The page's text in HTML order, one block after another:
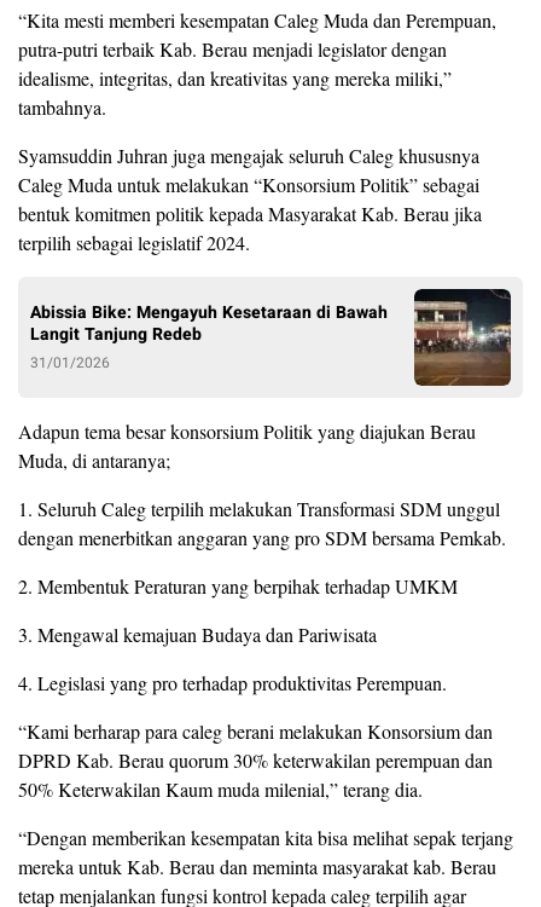
“Kita mesti memberi kesempatan Caleg Muda dan Perempuan,
putra-putri terbaik Kab. Berau menjadi legislator dengan
idealisme, integritas, dan kreativitas yang mereka miliki,”
tambahnya.
Syamsuddin Juhran juga mengajak seluruh Caleg khususnya
Caleg Muda untuk melakukan “Konsorsium Politik” sebagai
bentuk komitmen politik kepada Masyarakat Kab. Berau jika
terpilih sebagai legislatif 2024.
Abissia Bike: Mengayuh Kesetaraan di Bawah
Langit Tanjung Redeb
31/01/2026
Adapun tema besar konsorsium Politik yang diajukan Berau
Muda, di antaranya;
1. Seluruh Caleg terpilih melakukan Transformasi SDM unggul
dengan menerbitkan anggaran yang pro SDM bersama Pemkab.
2. Membentuk Peraturan yang berpihak terhadap UMKM
3. Mengawal kemajuan Budaya dan Pariwisata
4. Legislasi yang pro terhadap produktivitas Perempuan.
“Kami berharap para caleg berani melakukan Konsorsium dan
DPRD Kab. Berau quorum 30% keterwakilan perempuan dan
50% Keterwakilan Kaum muda milenial,” terang dia.
“Dengan memberikan kesempatan kita bisa melihat sepak terjang
mereka untuk Kab. Berau dan meminta masyarakat kab. Berau
tetap menjalankan fungsi kontrol kepada caleg terpilih agar